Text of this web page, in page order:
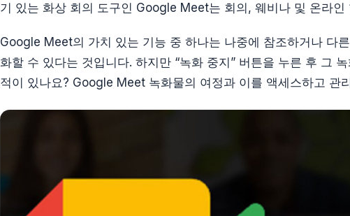
기 있는 화상 회의 도구인 Google Meet는 회의, 웨비나 및 온라인
Google Meet의 가치 있는 기능 중 하나는 나중에 참조하거나 다
화할 수 있다는 것입니다. 하지만 “녹화 중지” 버튼을 누른 후 그
적이 있나요? Google Meet 녹화물의 여정과 이를 액세스하고 관